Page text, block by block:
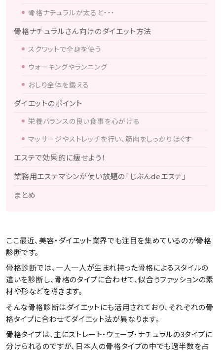
骨格ナチュラルが太ると・・・
骨格ナチュラルさん向けのダイエット方法
スクワットで全身を使う
ウォーキングやランニング
おしり全体を鍛える
ダイエットのポイント
栄養バランスの良い食事を心がける
マッサージやストレッチを行い、筋肉をしっかりほぐす
エステで効果的に痩せよう！
業務用エステマシンが使い放題の「じぶんdeエステ」
まとめ
ここ最近、美容・ダイエット業界でも注目を集めているのが骨格
診断です。
骨格診断では、一人一人が生まれ持った骨格によるスタイルの
違いを診断し、骨格のタイプに合わせて、似合うファッションの素
材や形などを導きます。
そんな骨格診断はダイエットにも活用されており、それぞれの骨
格タイプに合わせてダイエット法が異なります。
骨格タイプは、主にストレート・ウェーブ・ナチュラルの3タイプに
分けられるのですが、日本人の骨格タイプの中でも過半数を占